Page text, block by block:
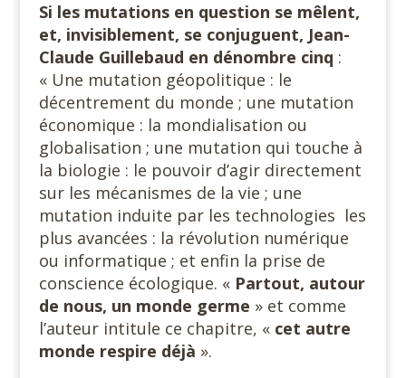
Si les mutations en question se mêlent,
et, invisiblement, se conjuguent, Jean-
Claude Guillebaud en dénombre cinq :
« Une mutation géopolitique : le
décentrement du monde ; une mutation
économique : la mondialisation ou
globalisation ; une mutation qui touche à
la biologie : le pouvoir d’agir directement
sur les mécanismes de la vie ; une
mutation induite par les technologies les
plus avancées : la révolution numérique
ou informatique ; et enfin la prise de
conscience écologique. « Partout, autour
de nous, un monde germe » et comme
l’auteur intitule ce chapitre, « cet autre
monde respire déjà ».